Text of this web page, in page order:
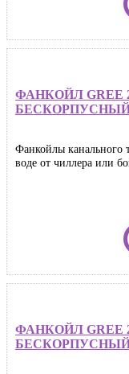
ФАНКОЙЛ
БЕСКОРПУСНЫЙ
Фанкойлы канального
воде от чиллера или
ФАНКОЙЛ
БЕСКОРПУСНЫЙ